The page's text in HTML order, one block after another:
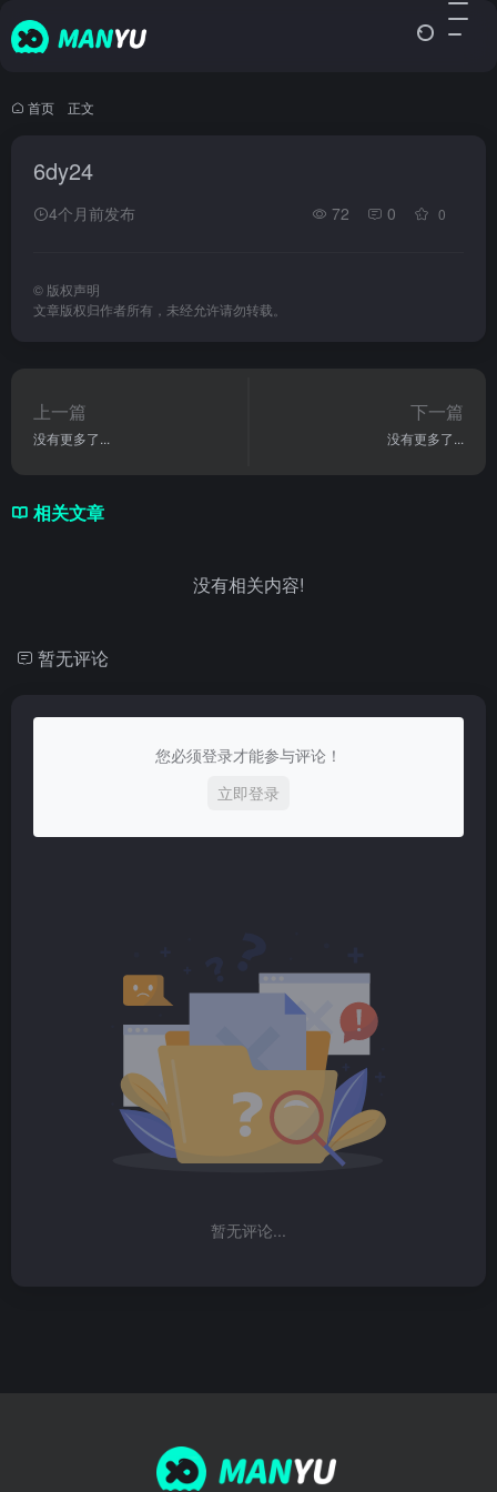
首页 正文
6dy24
4个月前发布 72 0 0
© 版权声明
文章版权归作者所有，未经允许请勿转载。
上一篇
没有更多了...
下一篇
没有更多了...
相关文章
没有相关内容!
暂无评论
您必须登录才能参与评论！
立即登录
暂无评论...